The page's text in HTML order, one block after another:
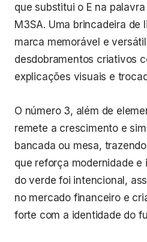
que substitui o E na
M3SA. Uma brincadeira de
marca memorável e
desdobramentos criativos
explicações visuais e
O número 3, além de
remete a crescimento e
bancada ou mesa,
que reforça modernidade e
do verde foi intencional,
no mercado financeiro e
forte com a identidade do